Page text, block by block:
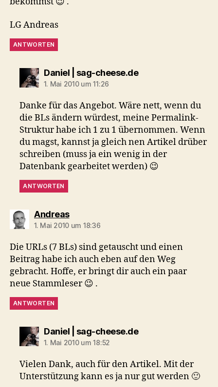
LG Andreas
ANTWORTEN
Daniel | sag-cheese.desagt:
1. Mai 2010 um 11:26
Danke für das Angebot. Wäre nett, wenn du
die BLs ändern würdest, meine Permalink-
Struktur habe ich 1 zu 1 übernommen. Wenn
du magst, kannst ja gleich nen Artikel drüber
schreiben (muss ja ein wenig in der
Datenbank gearbeitet werden) 😉
ANTWORTEN
Andreassagt:
1. Mai 2010 um 18:36
Die URLs (7 BLs) sind getauscht und einen
Beitrag habe ich auch eben auf den Weg
gebracht. Hoffe, er bringt dir auch ein paar
neue Stammleser 😉 .
ANTWORTEN
Daniel | sag-cheese.desagt:
1. Mai 2010 um 18:52
Vielen Dank, auch für den Artikel. Mit der
Unterstützung kann es ja nur gut werden 🙂